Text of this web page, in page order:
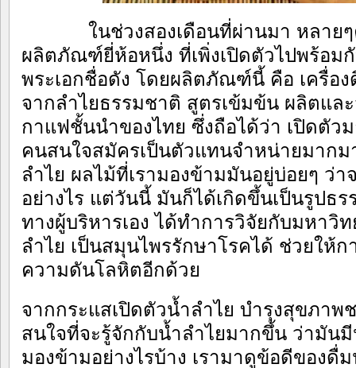
ในช่วงสองเดือนที่ผ่านมา หลา
ผลิตภัณฑ์ยี่ห้อหนึ่ง ที่เพิ่งเปิดตัวไปพร้อมกั
พระเอกชื่อดัง โดยผลิตภัณฑ์นี้ คือ เครื่อ
จากลำไยธรรมชาติ สูตรเข้มข้น ผลิตแล
กาแฟชั้นนำของไทย ซึ่งถือได้ว่า เปิดตัว
คนสนใจสมัครเป็นตัวแทนจำหน่ายมากม
ลำไย ผลไม้ที่เรามองข้ามมันอยู่บ่อยๆ ว่า
อย่างไร แต่วันนี้ มันก็ได้เกิดขึ้นเป็นรูปธ
ทางผู้บริหารเอง ได้ทำการวิจัยกับมหาวิ
ลำไย เป็นสมุนไพรรักษาโรคได้ ช่วยให้
ความดันโลหิตอีกด้วย
จากกระแสเปิดตัวน้ำลำไย บำรุงสุขภาพ
สนใจที่จะรู้จักกับน้ำลำไยมากขึ้น ว่ามันมี
มองข้ามอย่างไรบ้าง เรามาดูข้อดีของดื่